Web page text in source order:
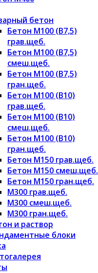
бетон
Бетон М100 (В7,5)
грав.щеб.
Бетон М100 (В7,5)
смеш.щеб.
Бетон М100 (В7,5)
гран.щеб.
Бетон М100 (В10)
грав.щеб.
Бетон М100 (В10)
смеш.щеб.
Бетон М100 (В10)
гран.щеб.
Бетон М150 грав.щеб.
Бетон М150 смеш.щеб.
Бетон М150 гран.щеб.
М300 грав.щеб.
М300 смеш.щеб.
М300 гран.щеб.
и раствор
блоки